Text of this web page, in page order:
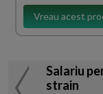
Vreau acest
Salariu
strain